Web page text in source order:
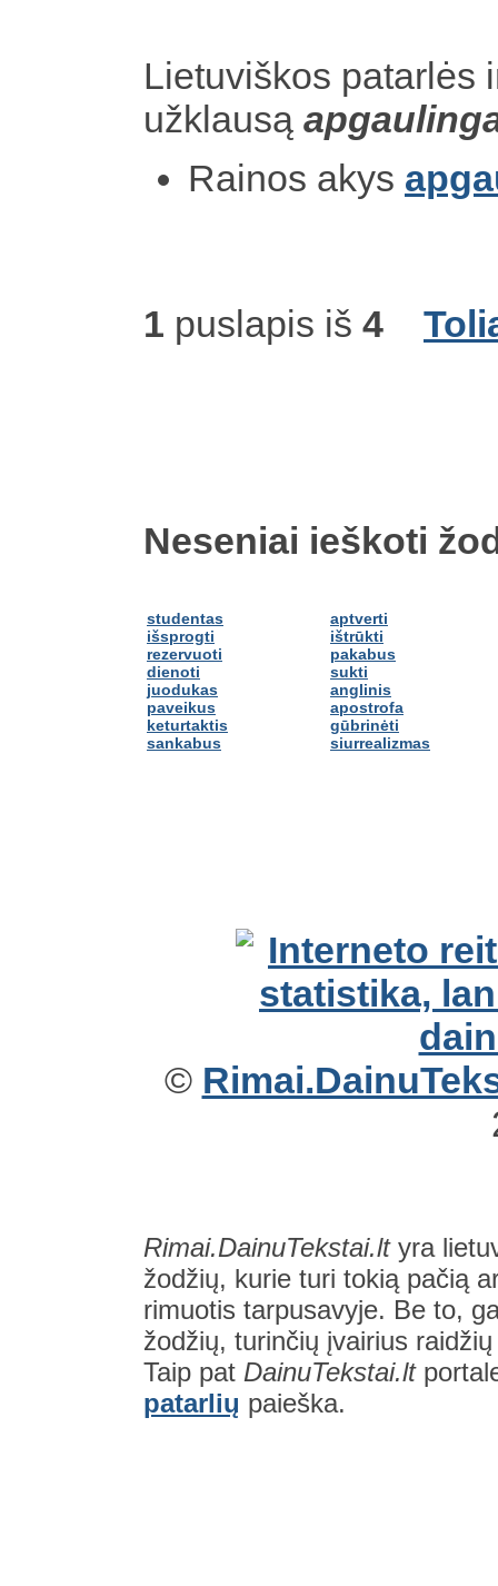
Lietuviškos patarlės
užklausą
Rainos akys
1 puslapis iš 4
Neseniai ieškoti
studentas
išsprogti
rezervuoti
dienoti
juodukas
paveikus
keturtaktis
sankabus
aptverti
ištrūkti
pakabus
sukti
anglinis
apostrofa
gūbrinėti
siurrealizmas
©
Rimai.DainuTekstai.ltyra
žodžių, kurie turi tokią pačią
rimuotis tarpusavyje. Be to,
žodžių, turinčių įvairius
Taip pat DainuTekstai.lt
patarlių paieška.